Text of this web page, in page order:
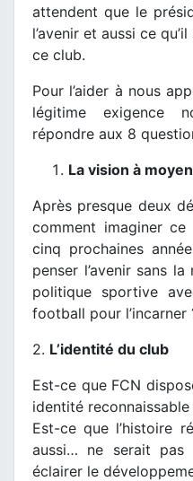
attendent que le
l’avenir et aussi ce
ce club.
Pour l’aider à nous
légitime exigence
répondre aux 8
La vision à
Après presque deux
comment imaginer
cinq prochaines
penser l’avenir sans
politique sportive
football pour l’incarner
2. L’identité du club
Est-ce que FCN
identité
Est-ce que l’histoire
aussi… ne serait pas
éclairer le